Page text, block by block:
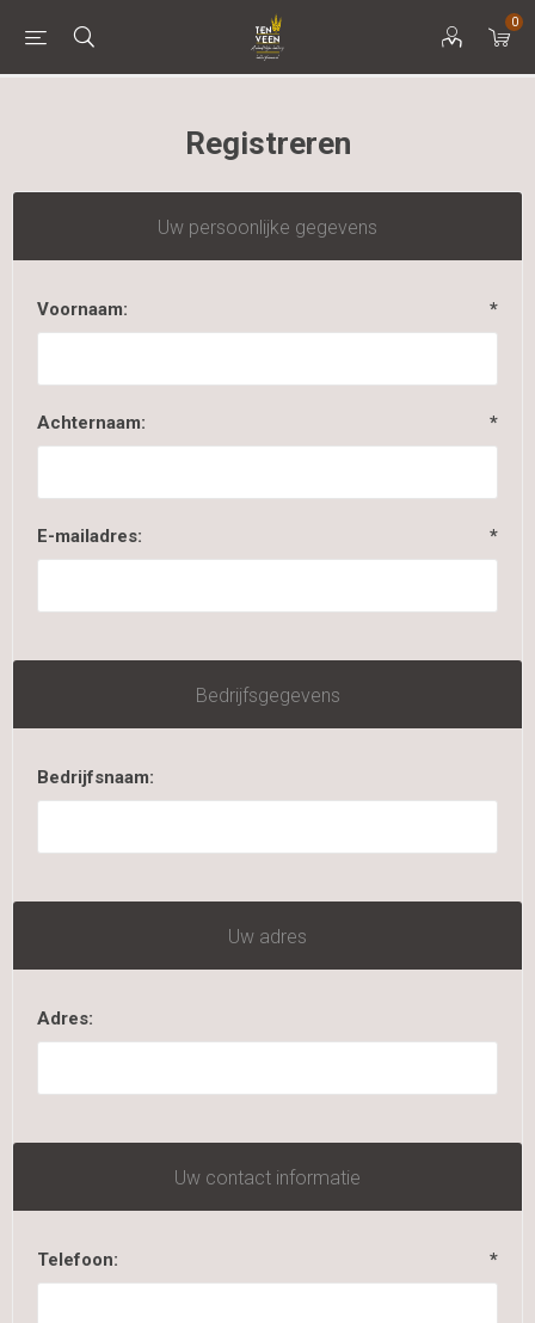
0
Registreren
Uw persoonlijke gegevens
Voornaam: *
Achternaam: *
E-mailadres: *
Bedrijfsgegevens
Bedrijfsnaam:
Uw adres
Adres:
Uw contact informatie
Telefoon: *